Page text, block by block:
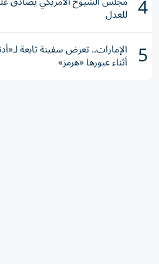
4 للعدل
5 الإمارات.. تعرض سفينة تابعة
أثناء عبورها «هرمز»